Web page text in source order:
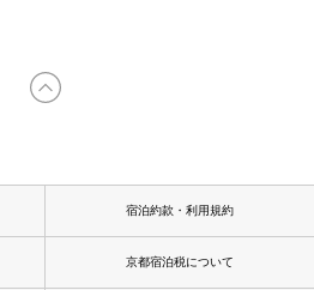
宿泊約款・利用規約
京都宿泊税について